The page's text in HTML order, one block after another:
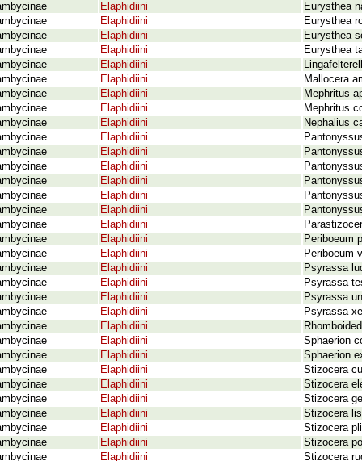
Elaphidiini
Eurysthea
Elaphidiini
Eurysthea
Elaphidiini
Eurysthea
Elaphidiini
Eurysthea
Elaphidiini
Elaphidiini
Mallocera
Elaphidiini
Mephritus
Elaphidiini
Mephritus
Elaphidiini
Nephalius
Elaphidiini
Elaphidiini
Elaphidiini
Elaphidiini
Elaphidiini
Elaphidiini
Elaphidiini
Elaphidiini
Periboeum
Elaphidiini
Periboeum
Elaphidiini
Psyrassa
Elaphidiini
Psyrassa
Elaphidiini
Psyrassa
Elaphidiini
Psyrassa
Elaphidiini
Elaphidiini
Sphaerion
Elaphidiini
Sphaerion
Elaphidiini
Stizocera
Elaphidiini
Stizocera
Elaphidiini
Stizocera
Elaphidiini
Stizocera
Elaphidiini
Stizocera
Elaphidiini
Stizocera
Elaphidiini
Stizocera